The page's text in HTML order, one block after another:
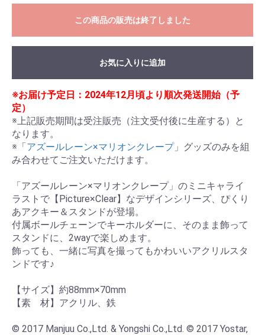
この商品の販売は終了しました
お気に入りに追加
※お届け予定日：2024年12月頃より順次発送開始（予
定）
※上記販売期間は受注販売（注文受付後に生産する）と
なります。
※「アズールレーン×マリオンクレープ」グッズのみを組
み合わせてご注文いただけます。
「アズールレーン×マリオンクレープ」のミニキャライ
ラストで【Picture×Clear】なデザインシリーズ、ぴくり
あアクキー＆スタンドが登場。
付属ボールチェーンでキーホルダーに、そのまま飾って
スタンドに、2wayで楽しめます。
飾っても、一緒に写真を撮ってもかわいいアクリルスタ
ンドです♪
【サイズ】約88mm×70mm
【素　材】アクリル、鉄
© 2017 Manjuu Co.,Ltd. & Yongshi Co.,Ltd. © 2017 Yostar,